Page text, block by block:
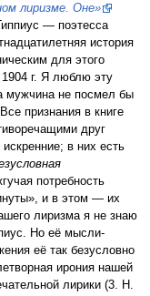
лиризме. Оне»
— поэтесса
история
для этого
г. Я люблю эту
мужчина не посмел бы
признания в книге
друг
в них есть
потребность
и в этом — их
лиризма я не знаю
Но её мысли-
её так безусловно
ирония нашей
лирики (3. Н.